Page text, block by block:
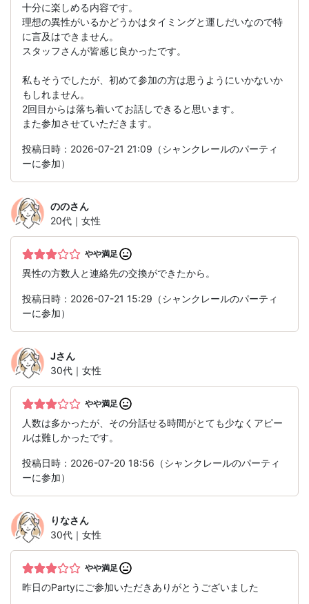
十分に楽しめる内容です。
理想の異性がいるかどうかはタイミングと運しだいなので特
に言及はできません。
スタッフさんが皆感じ良かったです。
私もそうでしたが、初めて参加の方は思うようにいかないか
もしれません。
2回目からは落ち着いてお話しできると思います。
また参加させていただきます。
投稿日時：2026-07-21 21:09（シャンクレールのパーティ
ーに参加）
ののさん
20代｜女性
やや満足
異性の方数人と連絡先の交換ができたから。
投稿日時：2026-07-21 15:29（シャンクレールのパーティ
ーに参加）
Jさん
30代｜女性
やや満足
人数は多かったが、その分話せる時間がとても少なくアピー
ルは難しかったです。
投稿日時：2026-07-20 18:56（シャンクレールのパーティ
ーに参加）
りなさん
30代｜女性
やや満足
昨日のPartyにご参加いただきありがとうございました